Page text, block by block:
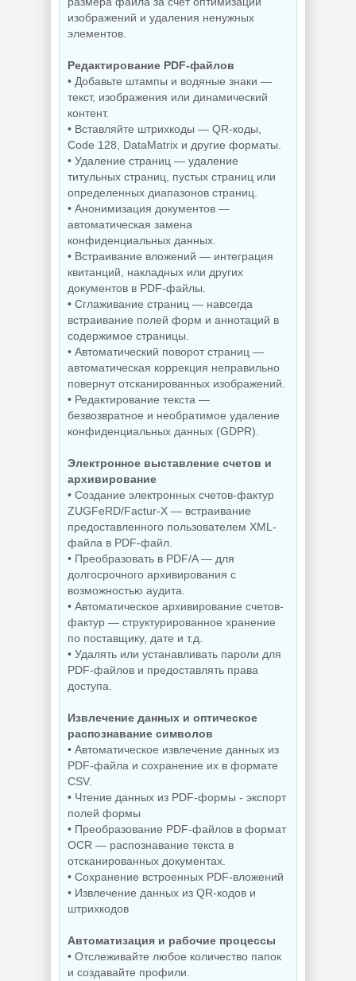
Build 28000.2525
Скриншоты
elchupacabra
Видеозапись с
монитора
TechSmith
Camtasia 2026.1.4
Build 18353 by
elchupacabra
NEW
Копирование
BurnAware
Professional |
NEW
Звуковой
редактор
GoldWave 7.05
Редактор
изображений
FastStone Capture
11.3 + Portable
Деинсталлятор
программ IObit
Uninstaller Pro
NEW
Дефрагментатор
дисков O&O
Server 31.3 Build
NEW
Wondershare
PDFelement Pro
12.1.28.4370
NEW
Редактирование
документов
PDFgear 2.1.18
Диспетчер задач
для Windows
AppControl
NEW
Управление
приложениями
NEW
изображений и удаления ненужных
элементов.
Редактирование PDF-файлов
• Добавьте штампы и водяные знаки —
текст, изображения или динамический
контент.
• Вставляйте штрихкоды — QR-коды,
Code 128, DataMatrix и другие форматы.
• Удаление страниц — удаление
титульных страниц, пустых страниц или
определенных диапазонов страниц.
• Анонимизация документов —
автоматическая замена
конфиденциальных данных.
• Встраивание вложений — интеграция
квитанций, накладных или других
документов в PDF-файлы.
• Сглаживание страниц — навсегда
встраивание полей форм и аннотаций в
содержимое страницы.
• Автоматический поворот страниц —
автоматическая коррекция неправильно
повернут отсканированных изображений.
• Редактирование текста —
безвозвратное и необратимое удаление
конфиденциальных данных (GDPR).
Электронное выставление счетов и
архивирование
• Создание электронных счетов-фактур
ZUGFeRD/Factur-X — встраивание
предоставленного пользователем XML-
файла в PDF-файл.
• Преобразовать в PDF/A — для
долгосрочного архивирования с
возможностью аудита.
• Автоматическое архивирование счетов-
фактур — структурированное хранение
по поставщику, дате и т.д.
• Удалять или устанавливать пароли для
PDF-файлов и предоставлять права
доступа.
Извлечение данных и оптическое
распознавание символов
• Автоматическое извлечение данных из
PDF-файла и сохранение их в формате
CSV.
• Чтение данных из PDF-формы - экспорт
полей формы
• Преобразование PDF-файлов в формат
OCR — распознавание текста в
отсканированных документах.
• Сохранение встроенных PDF-вложений
• Извлечение данных из QR-кодов и
штрихкодов
Автоматизация и рабочие процессы
• Отслеживайте любое количество папок
и создавайте профили.